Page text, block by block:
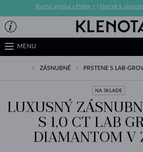
Ručná výroba z Prahy > Darček k
MENU
ZÁSNUBNÉ PRSTENE S LAB-
NA SKLADE
LUXUSNÝ
S 1,0 CT LAB
DIAMANTOM V